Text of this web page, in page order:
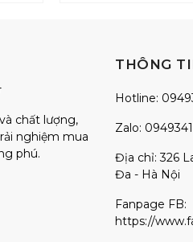
chất lượng,
nghiệm mua
phú.
THÔNG
Hotline:
Zalo:
Địa chỉ: 326
Đa - Hà Nội
Fanpage FB:
https://